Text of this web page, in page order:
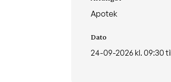
Apotek
Dato
24-09-2026 kl. 09:30